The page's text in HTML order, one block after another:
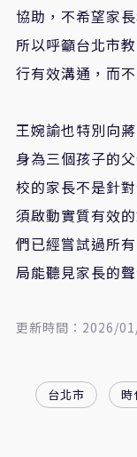
協助，不希望家
所以呼籲台北市
行有效溝通，而
王婉諭也特別向
身為三個孩子的
校的家長不是針
須啟動實質有效
們已經嘗試過所
局能聽見家長的聲
更新時間：2026/
台北市 時